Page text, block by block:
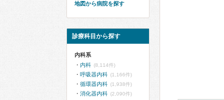
地図から病院を探す
診療科目から探す
内科系
内科 (8,114件)
呼吸器内科 (1,166件)
循環器内科 (1,938件)
消化器内科 (2,090件)